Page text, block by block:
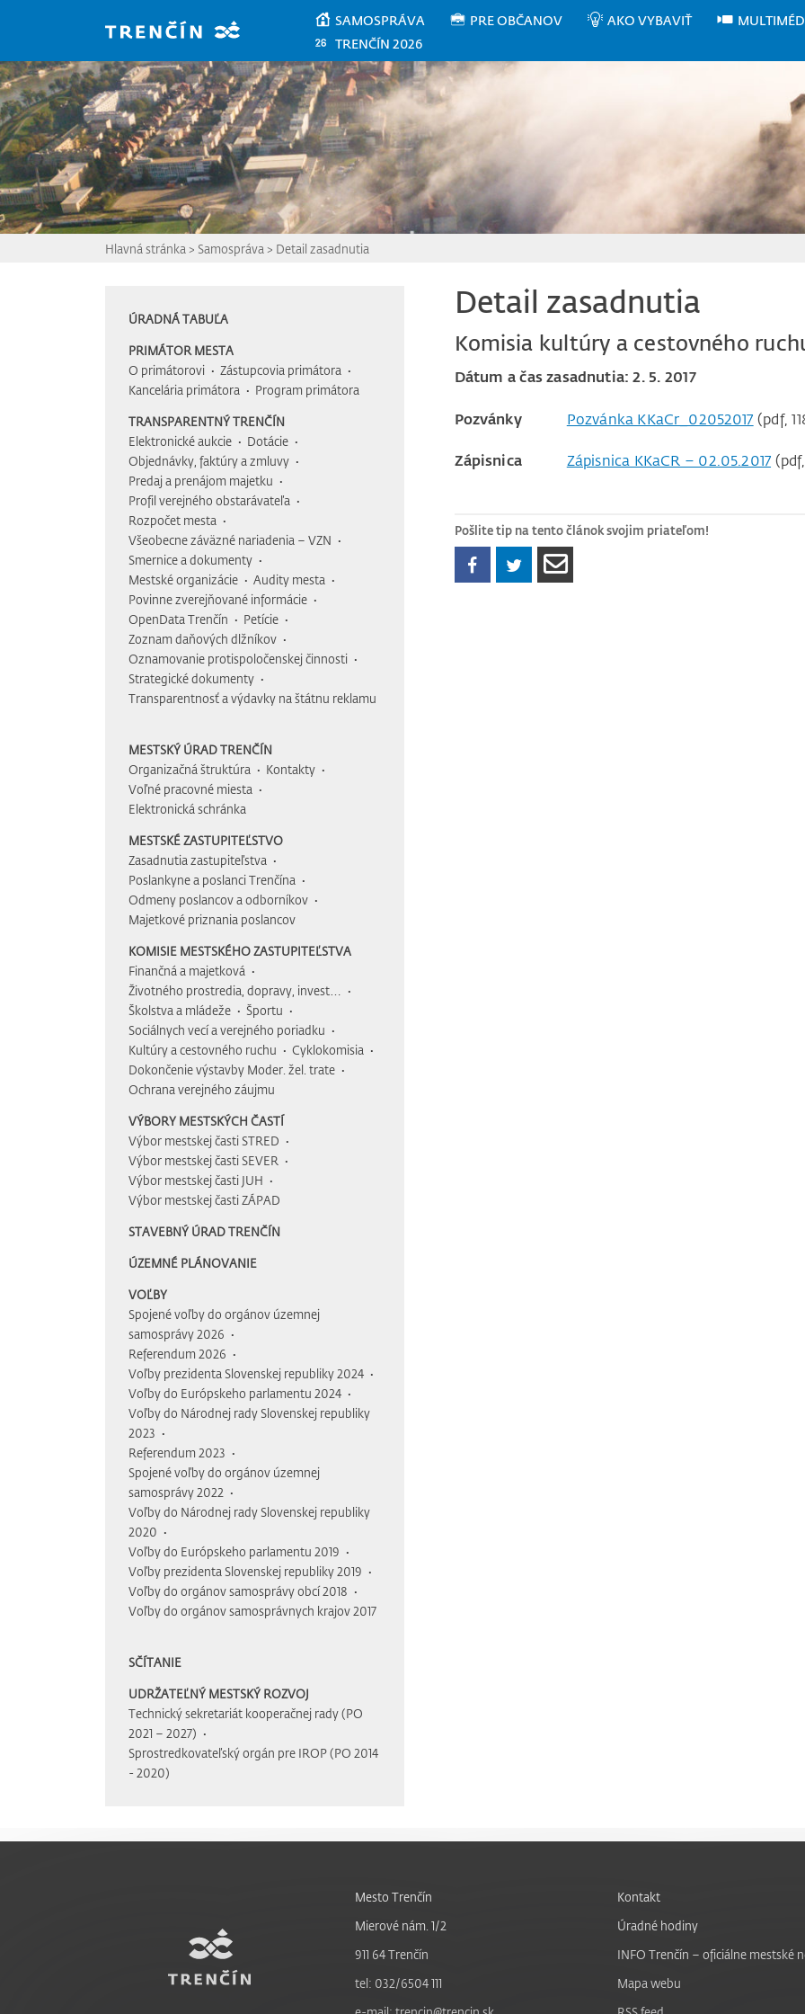
SAMOSPRÁVA PRE OBČANOV AKO VYBAVIŤ
TRENČÍN 2026
Hlavná stránka > Samospráva > Detail zasadnutia
ÚRADNÁ TABUĽA
PRIMÁTOR MESTA
O primátorovi
Zástupcovia primátora
Kancelária primátora
Program primátora
TRANSPARENTNÝ TRENČÍN
Elektronické aukcie
Dotácie
Objednávky, faktúry a zmluvy
Predaj a prenájom majetku
Profil verejného obstarávateľa
Rozpočet mesta
Všeobecne záväzné nariadenia – VZN
Smernice a dokumenty
Mestské organizácie
Audity mesta
Povinne zverejňované informácie
OpenData Trenčín
Petície
Zoznam daňových dlžníkov
Oznamovanie protispoločenskej činnosti
Strategické dokumenty
Transparentnosť a výdavky na štátnu reklamu
MESTSKÝ ÚRAD TRENČÍN
Organizačná štruktúra
Kontakty
Voľné pracovné miesta
Elektronická schránka
MESTSKÉ ZASTUPITEĽSTVO
Zasadnutia zastupiteľstva
Poslankyne a poslanci Trenčína
Odmeny poslancov a odborníkov
Majetkové priznania poslancov
KOMISIE MESTSKÉHO ZASTUPITEĽSTVA
Finančná a majetková
Životného prostredia, dopravy, invest…
Školstva a mládeže
Športu
Sociálnych vecí a verejného poriadku
Kultúry a cestovného ruchu
Cyklokomisia
Dokončenie výstavby Moder. žel. trate
Ochrana verejného záujmu
VÝBORY MESTSKÝCH ČASTÍ
Výbor mestskej časti STRED
Výbor mestskej časti SEVER
Výbor mestskej časti JUH
Výbor mestskej časti ZÁPAD
STAVEBNÝ ÚRAD TRENČÍN
ÚZEMNÉ PLÁNOVANIE
VOĽBY
Spojené voľby do orgánov územnej
samosprávy 2026
Referendum 2026
Voľby prezidenta Slovenskej republiky 2024
Voľby do Európskeho parlamentu 2024
Voľby do Národnej rady Slovenskej republiky
2023
Referendum 2023
Spojené voľby do orgánov územnej
samosprávy 2022
Voľby do Národnej rady Slovenskej republiky
2020
Voľby do Európskeho parlamentu 2019
Voľby prezidenta Slovenskej republiky 2019
Voľby do orgánov samosprávy obcí 2018
Voľby do orgánov samosprávnych krajov 2017
SČÍTANIE
UDRŽATEĽNÝ MESTSKÝ ROZVOJ
Technický sekretariát kooperačnej rady (PO
2021 – 2027)
Sprostredkovateľský orgán pre IROP (PO 2014
- 2020)
Detail zasadnutia
Komisia kultúry a cestovného
Dátum a čas zasadnutia: 2. 5. 2017
Pozvánky Pozvánka KKaCr_02052017 (pdf,
Zápisnica Zápisnica KKaCR – 02.05.2017
Pošlite tip na tento článok svojim priateľom!
Mesto Trenčín
Mierové nám. 1/2
911 64 Trenčín
tel: 032/6504 111
Kontakt
Úradné hodiny
INFO Trenčín – oficiálne mestské
Mapa webu